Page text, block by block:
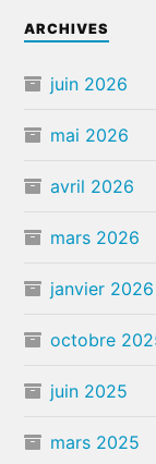
ARCHIVES
juin 2026
mai 2026
avril 2026
mars 2026
janvier 2026
octobre
juin 2025
mars 2025